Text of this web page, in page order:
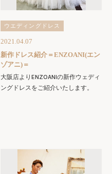
ウエディングドレス
2021.04.07
新作ドレス紹介＝ENZOANI(エン
ゾアニ)＝
大阪店よりENZOANIの新作ウェディ
ングドレスをご紹介いたします。